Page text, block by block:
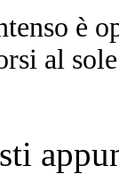
è
al